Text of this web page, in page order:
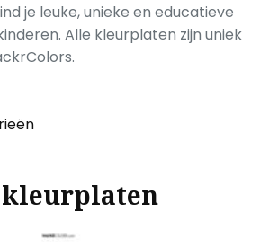
je leuke, unieke en educatieve
Alle kleurplaten zijn uniek
kleurplaten